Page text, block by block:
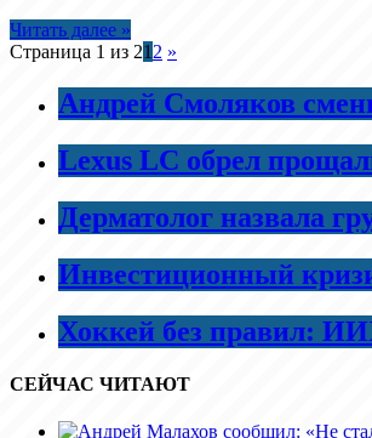
Читать далее »
Страница 1 из 212 »
Андрей Смоляков
Lexus LC обрел
Дерматолог назвала
Инвестиционный
Хоккей без правил:
СЕЙЧАС ЧИТАЮТ